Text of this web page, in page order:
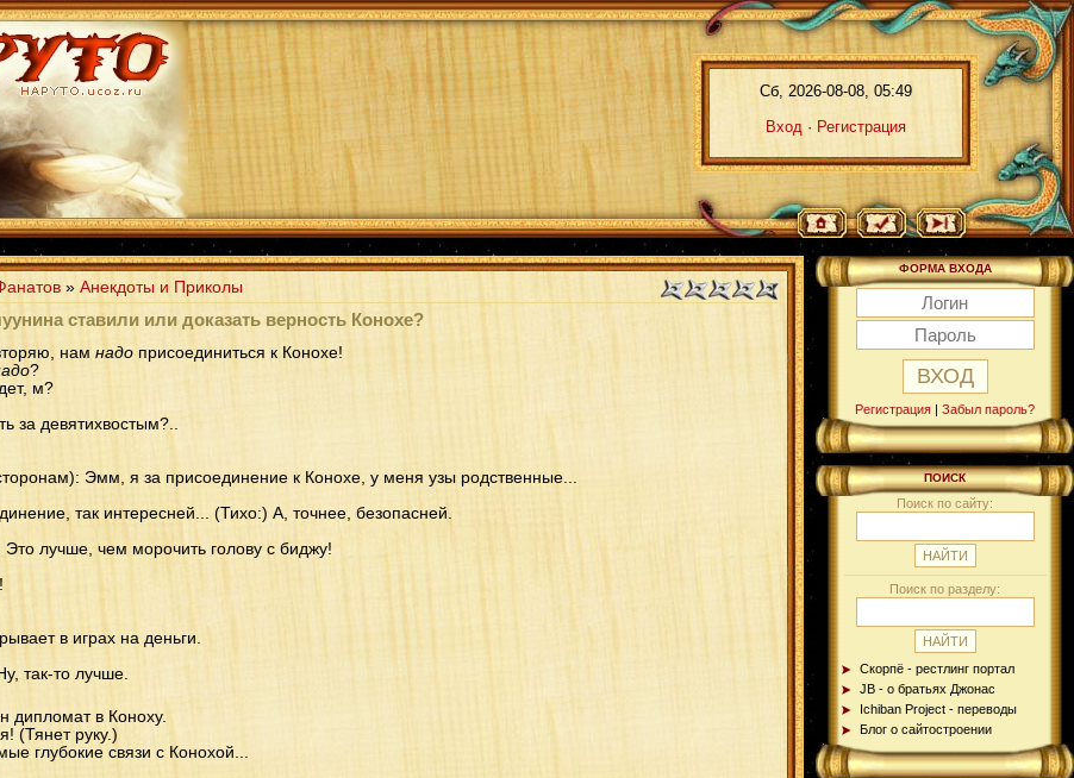
Сб, 2026-08-08, 05:49
Вход · Регистрация
» Анекдоты и Приколы
ставили или доказать верность Конохе?
нам надо присоединиться к Конохе!
?
м?
за девятихвостым?..
Эмм, я за присоединение к Конохе, у меня узы родственные...
так интересней... (Тихо:) А, точнее, безопасней.
лучше, чем морочить голову с биджу!
в играх на деньги.
так-то лучше.
дипломат в Коноху.
(Тянет руку.)
глубокие связи с Конохой...
ФОРМА ВХОДА
Регистрация | Забыл пароль?
ПОИСК
Поиск по сайту:
Поиск по разделу:
Скорпё - рестлинг портал
JB - о братьях Джонас
Ichiban Project - переводы
Блог о сайтостроении